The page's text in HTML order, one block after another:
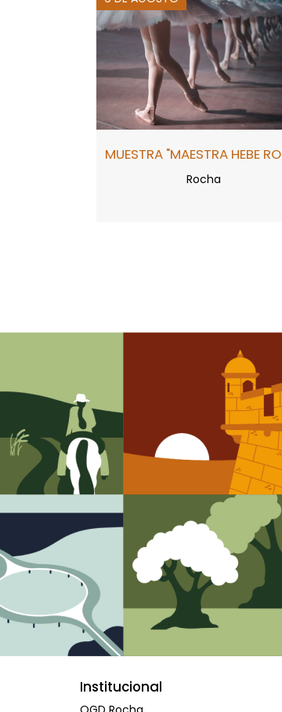
MUESTRA "MAESTRA HEBE
Rocha
Institucional